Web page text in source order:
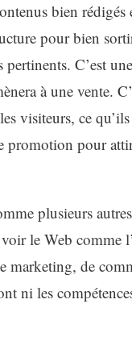
bien
pour bien
C’est
à une vente.
visiteurs, ce
promotion pour
plusieurs
le Web
marketing, de
ni les